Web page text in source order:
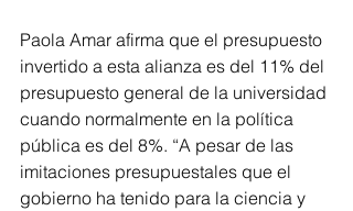
Paola Amar afirma que el presupuesto
invertido a esta alianza es del 11% del
presupuesto general de la universidad
cuando normalmente en la política
pública es del 8%. “A pesar de las
imitaciones presupuestales que el
gobierno ha tenido para la ciencia y